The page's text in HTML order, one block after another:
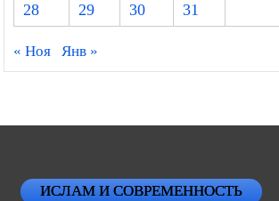
28
29 30 31
« Ноя Янв »
ИСЛАМ И СОВРЕМЕННОСТЬ